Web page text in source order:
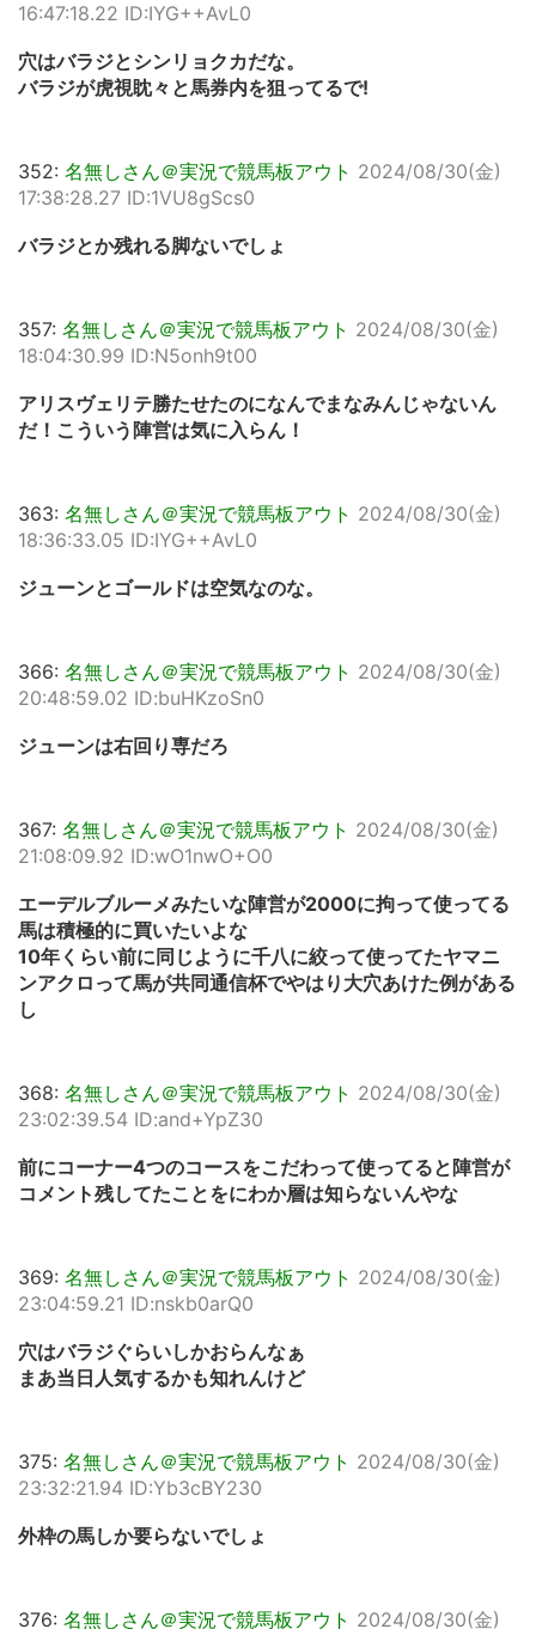
16:47:18.22 ID:IYG++AvL0
穴はバラジとシンリョクカだな。
バラジが虎視眈々と馬券内を狙ってるで!
352: 名無しさん＠実況で競馬板アウト 2024/08/30(金)
17:38:28.27 ID:1VU8gScs0
バラジとか残れる脚ないでしょ
357: 名無しさん＠実況で競馬板アウト 2024/08/30(金)
18:04:30.99 ID:N5onh9t00
アリスヴェリテ勝たせたのになんでまなみんじゃないん
だ！こういう陣営は気に入らん！
363: 名無しさん＠実況で競馬板アウト 2024/08/30(金)
18:36:33.05 ID:IYG++AvL0
ジューンとゴールドは空気なのな。
366: 名無しさん＠実況で競馬板アウト 2024/08/30(金)
20:48:59.02 ID:buHKzoSn0
ジューンは右回り専だろ
367: 名無しさん＠実況で競馬板アウト 2024/08/30(金)
21:08:09.92 ID:wO1nwO+O0
エーデルブルーメみたいな陣営が2000に拘って使ってる
馬は積極的に買いたいよな
10年くらい前に同じように千八に絞って使ってたヤマニ
ンアクロって馬が共同通信杯でやはり大穴あけた例がある
し
368: 名無しさん＠実況で競馬板アウト 2024/08/30(金)
23:02:39.54 ID:and+YpZ30
前にコーナー4つのコースをこだわって使ってると陣営が
コメント残してたことをにわか層は知らないんやな
369: 名無しさん＠実況で競馬板アウト 2024/08/30(金)
23:04:59.21 ID:nskb0arQ0
穴はバラジぐらいしかおらんなぁ
まあ当日人気するかも知れんけど
375: 名無しさん＠実況で競馬板アウト 2024/08/30(金)
23:32:21.94 ID:Yb3cBY230
外枠の馬しか要らないでしょ
376: 名無しさん＠実況で競馬板アウト 2024/08/30(金)